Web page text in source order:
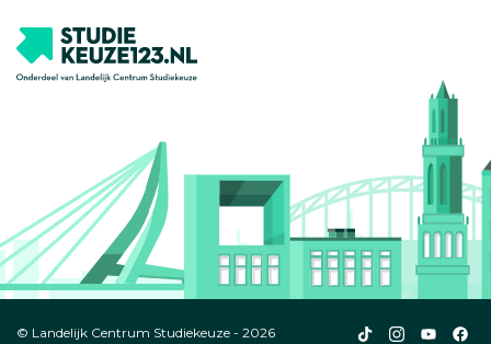
© Landelijk Centrum Studiekeuze - 2026 Studiekeuze123